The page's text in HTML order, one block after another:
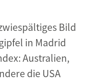
Bild
in Madrid
Australien,
die USA